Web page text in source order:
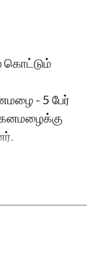
கொட்டும்
- 5 பேர்
கனமழைக்கு